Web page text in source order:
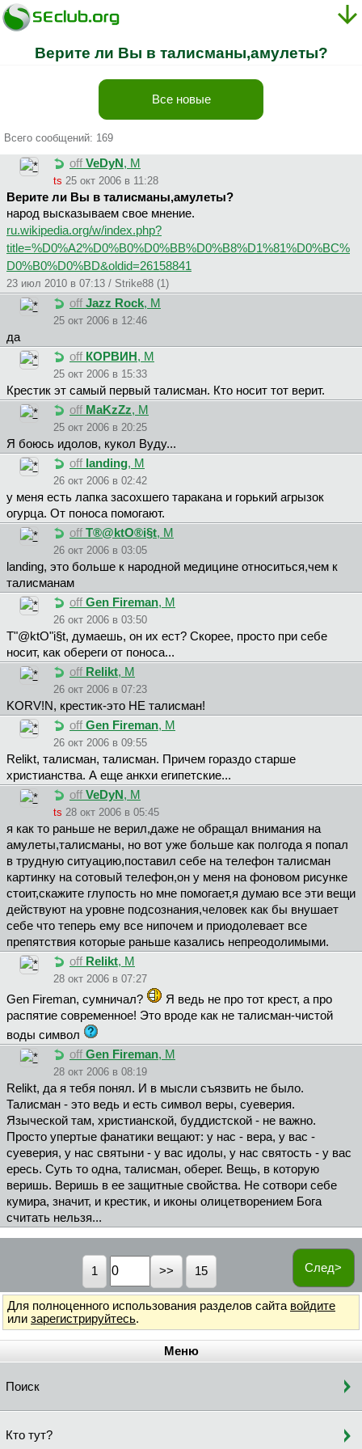
Верите ли Вы в талисманы,амулеты?
Все новые
Всего сообщений: 169
off VeDyN , М
ts 25 окт 2006 в 11:28
Верите ли Вы в талисманы,амулеты?
народ высказываем свое мнение.
ru.wikipedia.org/w/index.php?
title=%D0%A2%D0%B0%D0%BB%D0%B8%D1%81%D0%BC%
D0%B0%D0%BD&oldid=26158841
23 июл 2010 в 07:13 / Strike88 (1)
off Jazz Rock, М
25 окт 2006 в 12:46
да
off КОРВИН , М
25 окт 2006 в 15:33
Крестик эт самый первый талисман. Кто носит тот верит.
off MaKzZz, М
25 окт 2006 в 20:25
Я боюсь идолов, кукол Вуду...
off landing, М
26 окт 2006 в 02:42
у меня есть лапка засохшего таракана и горький агрызок
огурца. От поноса помогают.
off T®@ktO®i§t, М
26 окт 2006 в 03:05
landing, это больше к народной медицине относиться,чем к
талисманам
off Gen Fireman, М
26 окт 2006 в 03:50
T"@ktO"i§t, думаешь, он их ест? Скорее, просто при себе
носит, как обереги от поноса...
off Relikt, М
26 окт 2006 в 07:23
KORV!N, крестик-это НЕ талисман!
off Gen Fireman, М
26 окт 2006 в 09:55
Relikt, талисман, талисман. Причем гораздо старше
христианства. А еще анкхи египетские...
off VeDyN , М
ts 28 окт 2006 в 05:45
я как то раньше не верил,даже не обращал внимания на
амулеты,талисманы, но вот уже больше как полгода я попал
в трудную ситуацию,поставил себе на телефон талисман
картинку на сотовый телефон,он у меня на фоновом рисунке
стоит,скажите глупость но мне помогает,я думаю все эти вещи
действуют на уровне подсознания,человек как бы внушает
себе что теперь ему все нипочем и приодолевает все
препятствия которые раньше казались непреодолимыми.
off Relikt, М
28 окт 2006 в 07:27
Gen Fireman, сумничал?
Я ведь не про тот крест, а про
распятие современное! Это вроде как не талисман-чистой
воды символ
off Gen Fireman, М
28 окт 2006 в 08:19
Relikt, да я тебя понял. И в мысли съязвить не было.
Талисман - это ведь и есть символ веры, суеверия.
Языческой там, христианской, буддистской - не важно.
Просто упертые фанатики вещают: у нас - вера, у вас -
суеверия, у нас святыни - у вас идолы, у нас святость - у вас
ересь. Суть то одна, талисман, оберег. Вещь, в которую
веришь. Веришь в ее защитные свойства. Не сотвори себе
кумира, значит, и крестик, и иконы олицетворением Бога
считать нельзя...
След>
1 15
Для полноценного использования разделов сайта войдите
или зарегистрируйтесь.
Меню
Поиск
Кто тут?